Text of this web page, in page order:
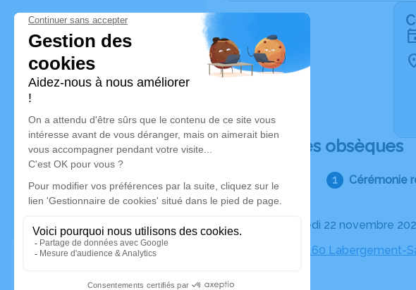
Déroulé des obsèques
Cérémonie
Le mercredi 22 novembre
Église, 25160 Labergement-